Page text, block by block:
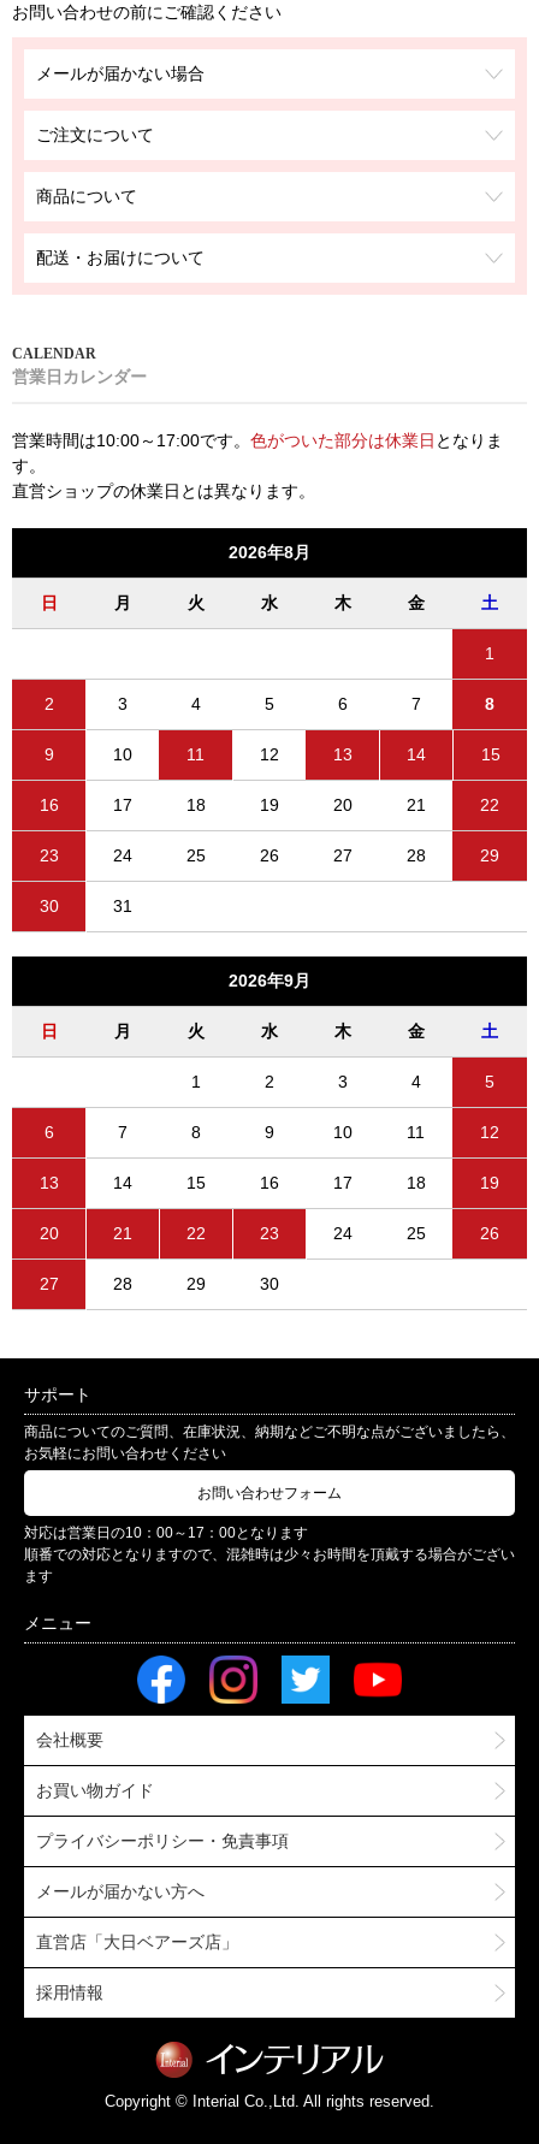
お問い合わせの前にご確認ください
メールが届かない場合
ご注文について
商品について
配送・お届けについて
営業日カレンダー
営業時間は10:00～17:00です。 色がついた部分は休業日 となりま
す。
直営ショップの休業日とは異なります。
2026年8月
日 月 火 水 木 金 土
1
2 3 4 5 6 7 8
9 10 11 12 13 14 15
16 17 18 19 20 21 22
23 24 25 26 27 28 29
30 31
2026年9月
日 月 火 水 木 金 土
1 2 3 4 5
6 7 8 9 10 11 12
13 14 15 16 17 18 19
20 21 22 23 24 25 26
27 28 29 30
サポート
商品についてのご質問、在庫状況、納期などご不明な点がございましたら、
お気軽にお問い合わせください
お問い合わせフォーム
対応は営業日の10：00～17：00となります
順番での対応となりますので、混雑時は少々お時間を頂戴する場合がござい
ます
会社概要
お買い物ガイド
プライバシーポリシー・免責事項
メールが届かない方へ
直営店「大日ベアーズ店」
採用情報
Copyright © Interial Co.,Ltd. All rights reserved.